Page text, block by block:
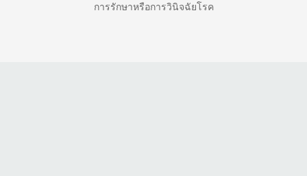
การรักษาหรือการวินิจฉัยโรค